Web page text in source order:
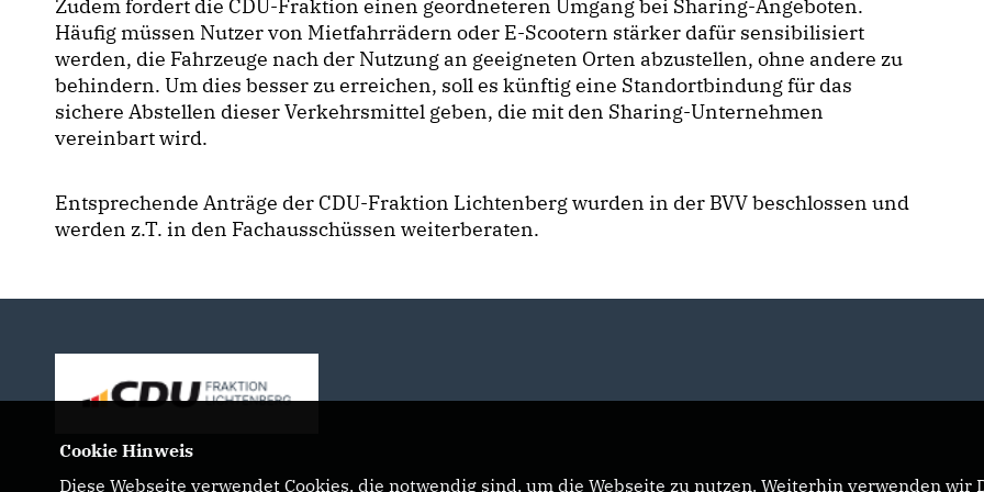
Zudem fordert die CDU-Fraktion einen geordneteren Umgang bei Sharing-Angeboten.
Häufig müssen Nutzer von Mietfahrrädern oder E-Scootern stärker dafür sensibilisiert
werden, die Fahrzeuge nach der Nutzung an geeigneten Orten abzustellen, ohne andere zu
behindern. Um dies besser zu erreichen, soll es künftig eine Standortbindung für das
sichere Abstellen dieser Verkehrsmittel geben, die mit den Sharing-Unternehmen
vereinbart wird.
Entsprechende Anträge der CDU-Fraktion Lichtenberg wurden in der BVV beschlossen und
werden z.T. in den Fachausschüssen weiterberaten.
Cookie Hinweis
Diese Webseite verwendet Cookies, die notwendig sind, um die Webseite zu nutzen. Weiterhin verwenden